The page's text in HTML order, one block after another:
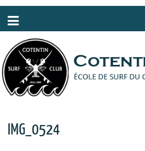
IMG_0524
Panneau de gestion des cookies